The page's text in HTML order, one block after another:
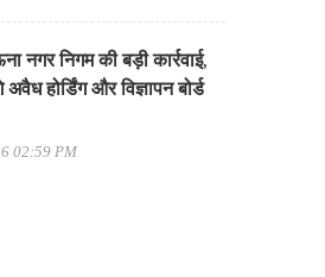
नगर निगम की बड़ी कार्रवाई,
होर्डिंग और विज्ञापन बोर्ड
02:59 PM